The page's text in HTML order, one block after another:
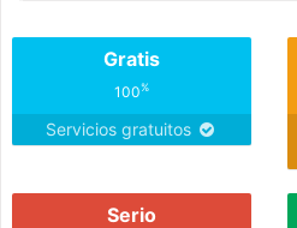
Gratis
100%
Servicios gratuitos
Serio